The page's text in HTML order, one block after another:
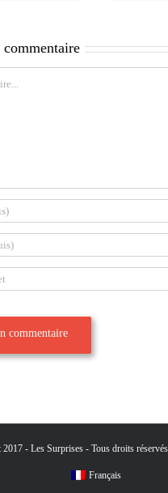
- Les Surprises - Tous droits
Français